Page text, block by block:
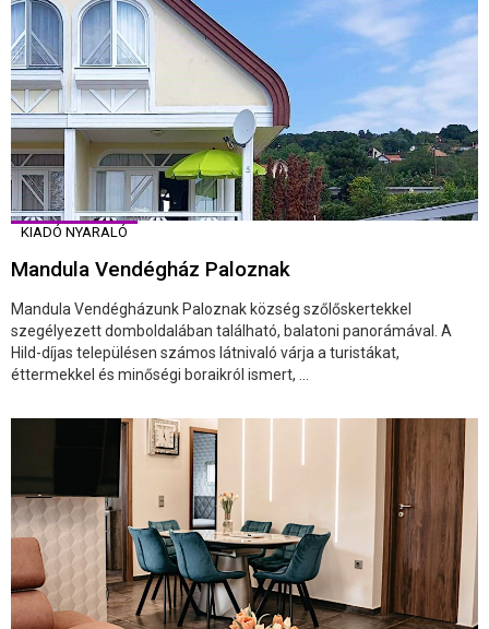
KIADÓ NYARALÓ
Mandula Vendégház Paloznak
Mandula Vendégházunk Paloznak község szőlőskertekkel
szegélyezett domboldalában található, balatoni panorámával. A
Hild-díjas településen számos látnivaló várja a turistákat,
éttermekkel és minőségi boraikról ismert, ...